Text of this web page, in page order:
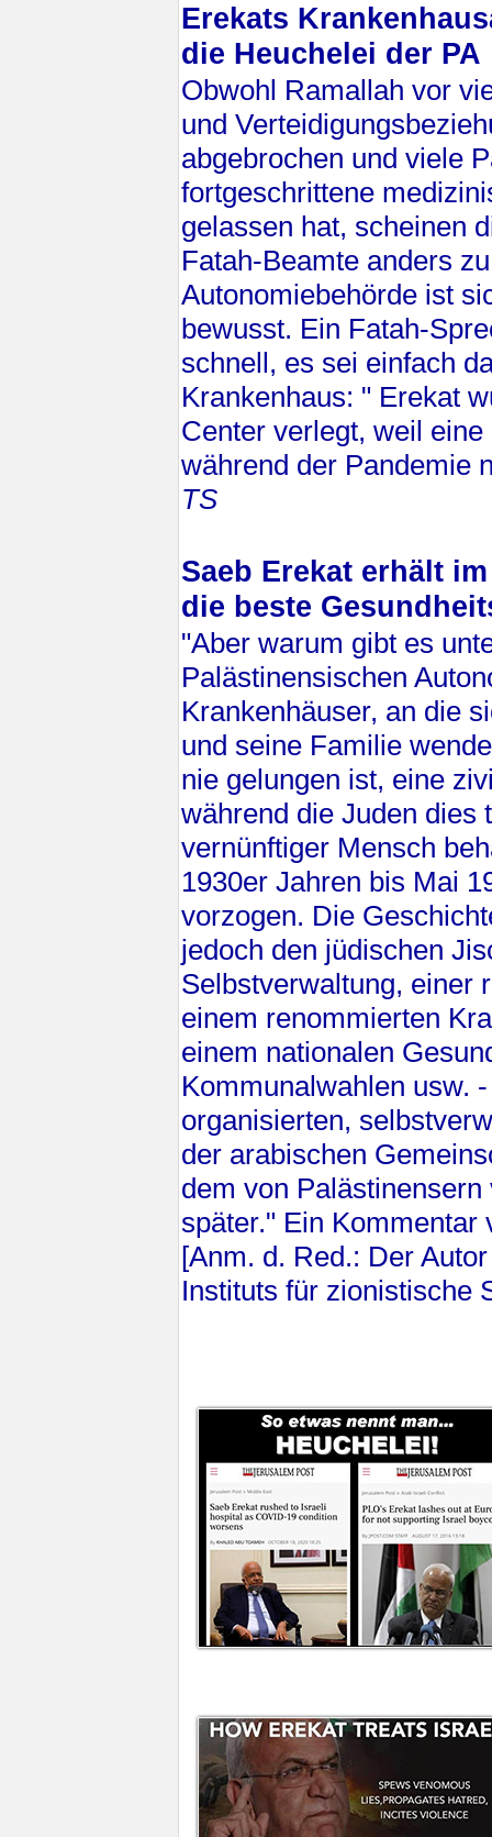
Erekats
die Heuchelei der PA
Obwohl Ramallah vor
und
abgebrochen und viele
fortgeschrittene
gelassen hat, scheinen
Fatah-Beamte anders
Autonomiebehörde ist
bewusst. Ein Fatah-
schnell, es sei einfach
Krankenhaus: " Erekat
Center verlegt, weil
während der Pandemie
TS
Saeb Erekat erhält
die beste
"Aber warum gibt es
Palästinensischen
Krankenhäuser, an die
und seine Familie
nie gelungen ist, eine
während die Juden dies
vernünftiger Mensch
1930er Jahren bis Mai
vorzogen. Die
jedoch den jüdischen
Selbstverwaltung, einer
einem renommierten
einem nationalen
Kommunalwahlen usw.
organisierten,
der arabischen
dem von
später." Ein Kommentar
[Anm. d. Red.: Der
Instituts für zionistische